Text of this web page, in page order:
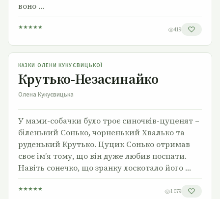
воно …
★★★★★ 419
Крутько-Незасинайко
КАЗКИ ОЛЕНИ КУКУЄВИЦЬКОЇ
Крутько-Незасинайко
Олена Кукуєвицька
У мами-собачки було троє синочків-цуценят –
біленький Сонько, чорненький Хвалько та
руденький Крутько. Цуцик Сонько отримав
своє ім’я тому, що він дуже любив поспати.
Навіть сонечко, що зранку лоскотало його …
★★★★★ 1 079